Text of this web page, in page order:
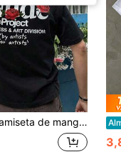
corta y cuello redondo con estampado de letras, informal y versátil para el día a día, ideal para el verano.